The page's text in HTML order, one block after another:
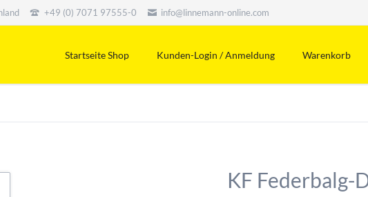
+49 (0) 7071 97555-0 info@linnemann-online.com
Startseite Shop Kunden-Login / Anmeldung Warenkorb
KF Federbalg-